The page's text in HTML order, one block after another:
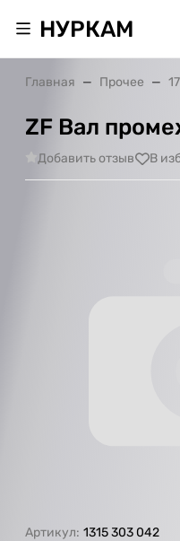
НУРКАМ
Главная Прочее
ZF Вал
Добавить отзыв В
Артикул: 1315 303 042